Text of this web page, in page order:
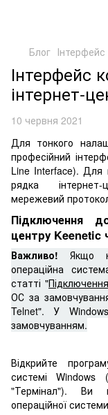
Блог
Інтерфейс
інтернет-
10 червня 2021
Для тонкого
професійний
Line Interface). Для
рядка інтернет-
мережевий
Підключення
центру Keenetic
Важливо! Якщо
операційна
статті "Підк
ОС за
Telnet". У
замовчуванням.
Відкрийте
системі Windows
"Термінал"). Ви
операційної